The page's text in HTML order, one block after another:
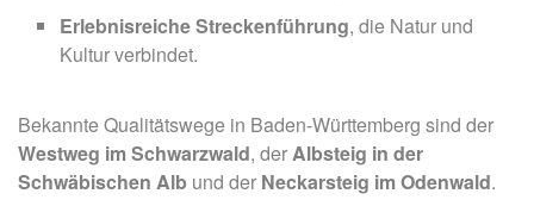
Erlebnisreiche Streckenführung, die Natur und
Kultur verbindet.
Bekannte Qualitätswege in Baden-Württemberg sind der
Westweg im Schwarzwald, derAlbsteig in der
Schwäbischen Alb und der Neckarsteig im Odenwald.